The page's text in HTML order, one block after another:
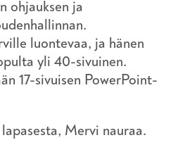
ohjauksen ja
luontevaa, ja hänen
yli 40-sivuinen.
17-sivuisen PowerPoint-
Mervi nauraa.